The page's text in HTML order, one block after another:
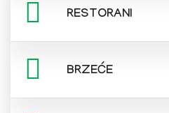
RESTORANI
BRZEĆE